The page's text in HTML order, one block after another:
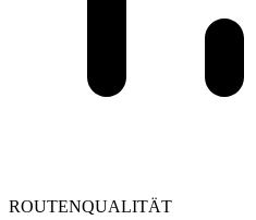
ROUTENQUALITÄT